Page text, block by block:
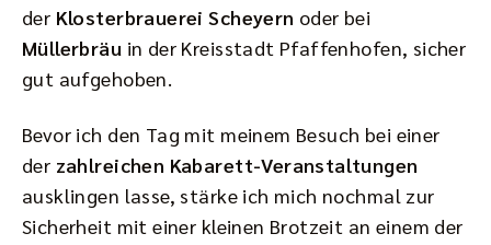
der Klosterbrauerei Scheyern oder bei
Müllerbräu in der Kreisstadt Pfaffenhofen, sicher
gut aufgehoben.
Bevor ich den Tag mit meinem Besuch bei einer
der zahlreichen Kabarett-Veranstaltungen
ausklingen lasse, stärke ich mich nochmal zur
Sicherheit mit einer kleinen Brotzeit an einem der